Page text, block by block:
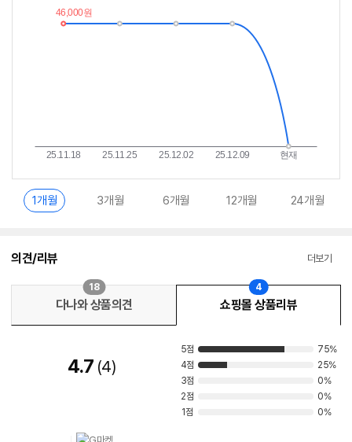
이
란?
1개월 3개월 6개월 12개월 24개월
의견/리뷰 더보기
다나와 상품의견
18
쇼핑몰 상품리뷰
4
4.7 4
5점
75%
4점
25%
3점
0%
2점
0%
1점
0%